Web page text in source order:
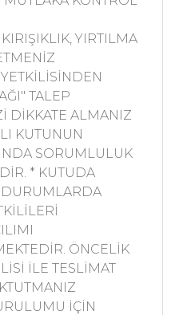
YIRTILMA
TALEP
DİKKATE ALMANIZ
KUTUNUN
SORUMLULUK
* KUTUDA
ÖNCELİK
İLE TESLİMAT
İÇİN